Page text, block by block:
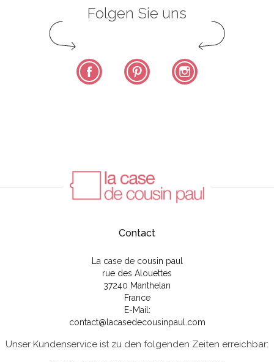
Folgen Sie uns
Facebook Pinterest
Contact
La case de cousin paul
rue des Alouettes
37240 Manthelan
France
E-Mail:
contact@lacasedecousinpaul.com
Unser Kundenservice ist zu den folgenden Zeiten erreichbar: